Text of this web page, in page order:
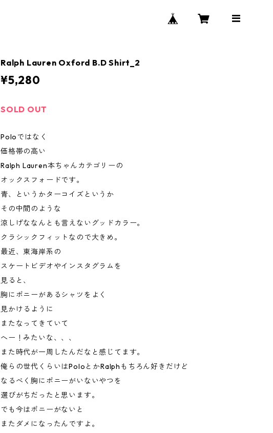
Ralph Lauren Oxford B.D Shirt_2
¥5,280
SOLD OUT
Poloではなく
価格帯の高い
Ralph Lauren本ちゃんカテゴリーの
オックスフォードです。
青、というかターコイズというか
その中間のような
涼しげななんとも言えないグッドカラー。
クラシックフィットなので大きめ。
最近、東海岸系の
スケートビデオやインスタグラムを
見ると、
胸にポニーがあるシャツをよく
見かけるように
またなってきていて
へー！みたいな、、、
また時代が一周したんだなと感じてます。
俺らの世代くらいはPoloとかRalphもちろん好きだけど
なるべく胸にポニーがいないやつを
選びがちだったと思います。
でも今はポニーがないと
またダメになったんですよ。